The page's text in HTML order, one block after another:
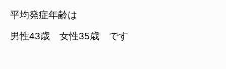
平均発症年齢は
男性43歳　女性35歳　です